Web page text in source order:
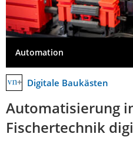
Automation
Digitale Baukästen
Automatisierung
Fischertechnik